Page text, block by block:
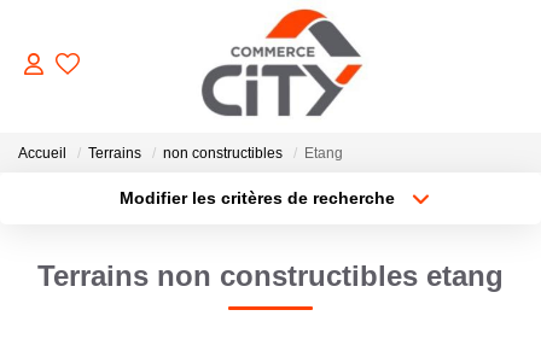
ACHETER
LOUER
Accueil Terrains non constructibles Etang
Modifier les critères de recherche
Type de bien
Terrains non constructibles etang